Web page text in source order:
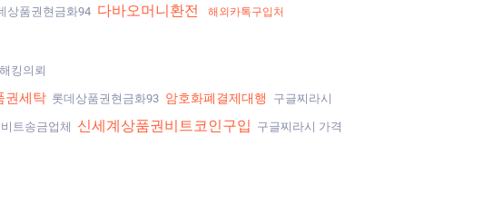
상품권현금화94 다바오머니환전 해외카톡구입처
킹의뢰
권세탁 롯데상품권현금화93 암호화폐결제대행 구글찌라시
비트송금업체 신세계상품권비트코인구입 구글찌라시 가격